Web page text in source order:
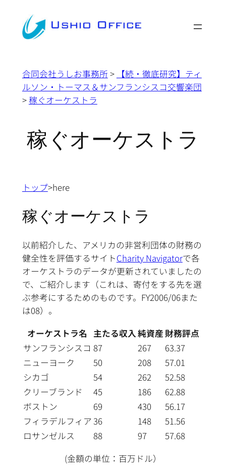
合同会社うしお事務所 >
【続・徹底研究】ティ
ルソン・トーマス＆サンフランシスコ交響楽団
>稼ぐオーケストラ
稼ぐオーケストラ
トップ>here
稼ぐオーケストラ
以前紹介した、アメリカの非営利団体の財務の
健全性を評価するサイトCharity Navigatorで各
オーケストラのデータが更新されていましたの
で、ご紹介します（これは、寄付をする先を選
ぶ参考にするためのものです。FY2006/06また
は08）。
オーケストラ名
主たる収入純資産 財務評点
サンフランシスコ 87 267
63.37
ニューヨーク
50 208
57.01
シカゴ
54 262
52.58
クリーブランド
45 186
62.88
ボストン
69 430
56.17
フィラデルフィア36 148
51.56
ロサンゼルス
88 97
57.68
(金額の単位：百万ドル）